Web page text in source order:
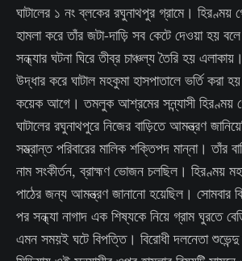
ঘাটালের ১ নং ব্লকের রঘুনাথপুর গ্রামে। হিরণ্ময়
হামলা করে তাঁর জটা-দাড়ি সব কেটে দেওয়া হয়
সন্ধ্যার ঘটনা ঘিরে তীব্র চাঞ্চল্য তৈরি হয়
উদ্ধার করে ঘাটাল মহকুমা হাসপাতালে ভর্তি করা
কয়েক আগে। তমলুক আশ্রমের সন্ন্যাসী হিরণ্ময়
ঘাটালের রঘুনাথপুরে নিজের বাড়িতে আমন্ত্রণ
সম্ভ্রান্ত পরিবারের মালিক শক্তিপদ মান্না। তাঁর
নাম সংকীর্তন, ব্রাহ্মণ ভোজন চলছিল। হিরণ্ময়
পাঠের জন্য আমন্ত্রণ জানানো হয়েছিল। সোমবার
পর সন্ধ্যা নাগাদ এক শিষ্যকে নিয়ে গ্রাম ঘুরতে
এমন সময়ই ঘটে বিপত্তি। বিরোধী দলনেতা